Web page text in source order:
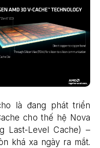
là đang phát triển
cho thế hệ Nova
Last-Level Cache) –
khá xa ngày ra mắt.